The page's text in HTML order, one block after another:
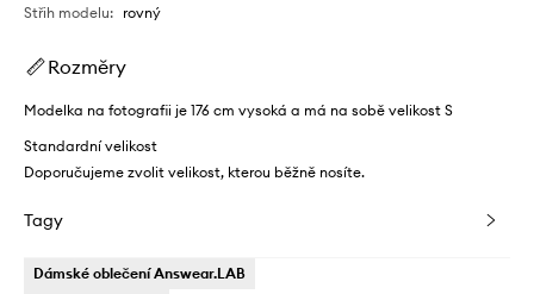
Střih modelu: rovný
Rozměry
Modelka na fotografii je 176 cm vysoká a má na sobě velikost S
Standardní velikost
Doporučujeme zvolit velikost, kterou běžně nosíte.
Tagy
Dámské oblečení Answear.LAB